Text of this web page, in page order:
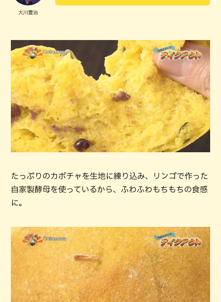
大川豊治
たっぷりのカボチャを生地に練り込み、リンゴで作った
自家製酵母を使っているから、ふわふわもちもちの食感
に。